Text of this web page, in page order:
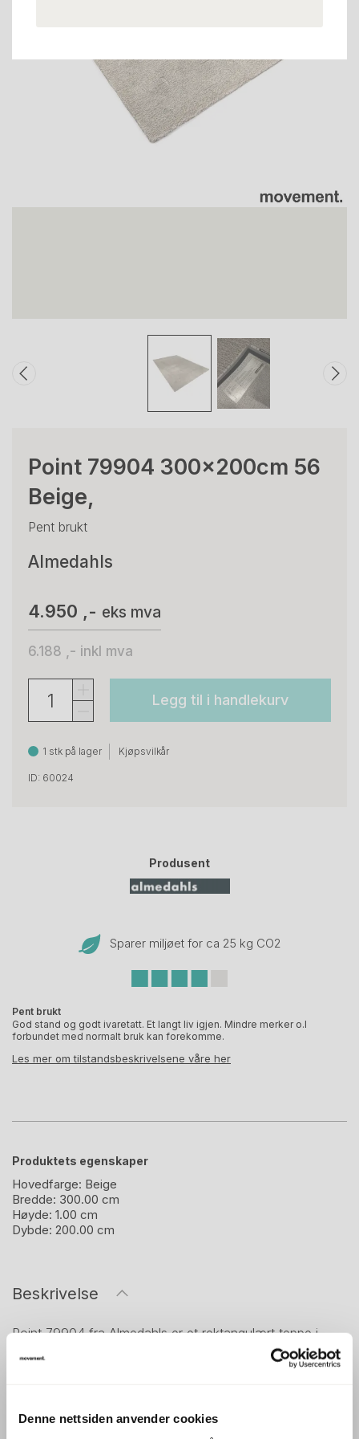
Denne nettsiden anvender cookies
Point 79904 300x200cm 56
Beige,
Pent brukt
Almedahls
4.950 ,- eks mva
6.188 ,- inkl mva
Legg til i handlekurv
1 stk på lager Kjøpsvilkår
ID: 60024
Produsent
Sparer miljøet for ca 25 kg CO2
Pent brukt
God stand og godt ivaretatt. Et langt liv igjen. Mindre merker o.l
forbundet med normalt bruk kan forekomme.
Les mer om tilstandsbeskrivelsene våre her
Produktets egenskaper
Hovedfarge: Beige
Bredde: 300.00 cm
Høyde: 1.00 cm
Dybde: 200.00 cm
Beskrivelse
Point 79904 fra Almedahls er et rektangulært teppe i
størrelsen 300 × 200 cm. Med sin avdempede karakter
eller sosiale soner. Størrelsen gjør det egnet både som